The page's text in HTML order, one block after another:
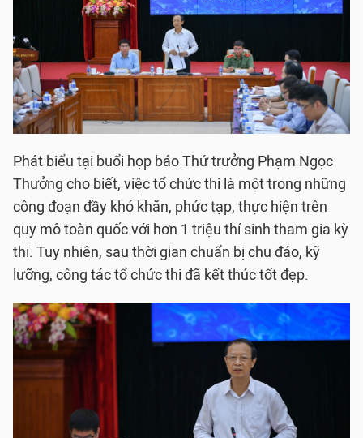
Phát biểu tại buổi họp báo Thứ trưởng Phạm Ngọc
Thưởng cho biết, việc tổ chức thi là một trong những
công đoạn đầy khó khăn, phức tạp, thực hiện trên
quy mô toàn quốc với hơn 1 triệu thí sinh tham gia kỳ
thi. Tuy nhiên, sau thời gian chuẩn bị chu đáo, kỹ
lưỡng, công tác tổ chức thi đã kết thúc tốt đẹp.